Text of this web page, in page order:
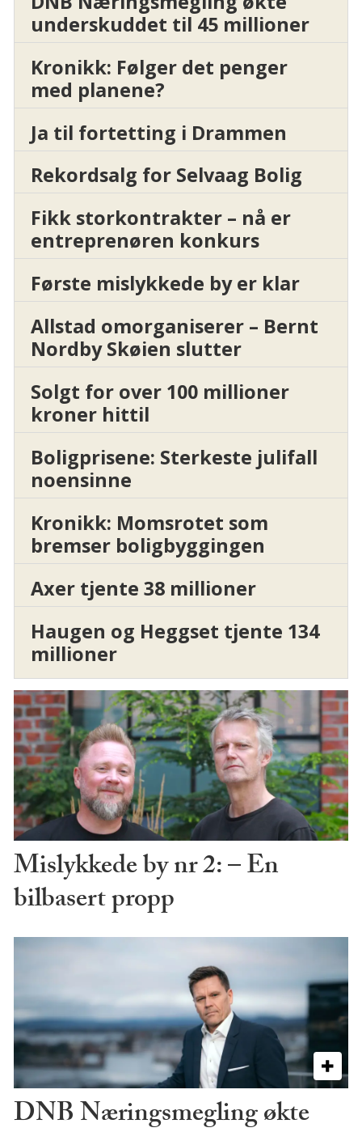
underskuddet til 45 millioner
Kronikk: Følger det penger
med planene?
Ja til fortetting i Drammen
Rekordsalg for Selvaag Bolig
Fikk storkontrakter – nå er
entreprenøren konkurs
Første mislykkede by er klar
Allstad omorganiserer – Bernt
Nordby Skøien slutter
Solgt for over 100 millioner
kroner hittil
Boligprisene: Sterkeste julifall
noensinne
Kronikk: Momsrotet som
bremser boligbyggingen
Axer tjente 38 millioner
Haugen og Heggset tjente 134
millioner
Mislykkede by nr 2: – En
bilbasert propp
DNB Næringsmegling økte